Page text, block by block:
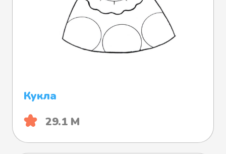
Кукла
29.1 М